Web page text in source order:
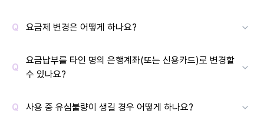
요금제 변경은 어떻게 하나요?
요금납부를 타인 명의 은행계좌(또는 신용카드)로 변경할
수 있나요?
사용 중 유심불량이 생길 경우 어떻게 하나요?